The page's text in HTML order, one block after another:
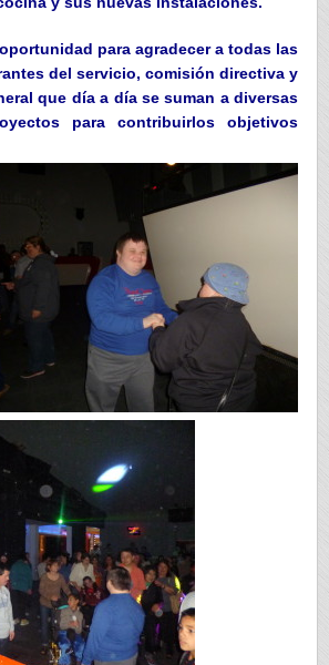
para agradecer a todas las
del servicio, comisión directiva y
que día a día se suman a diversas
para contribuirlos objetivos